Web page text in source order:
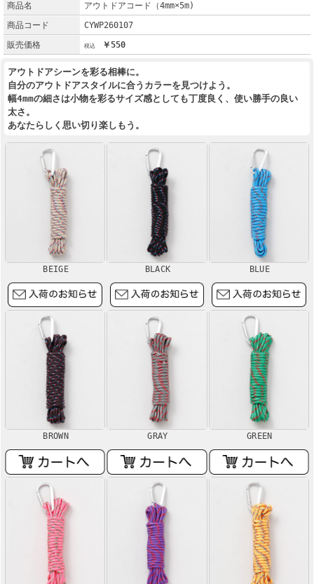
商品名
アウトドアコード（4mm×5m)
商品コード
CYWP260107
販売価格
￥550
アウトドアシーンを彩る相棒に。
自分のアウトドアスタイルに合うカラーを見つけよう。
幅4mmの細さは小物を彩るサイズ感としても丁度良く、使い勝手の良い
太さ。
あなたらしく思い切り楽しもう。
BEIGE BLACK BLUE
BROWN GRAY GREEN